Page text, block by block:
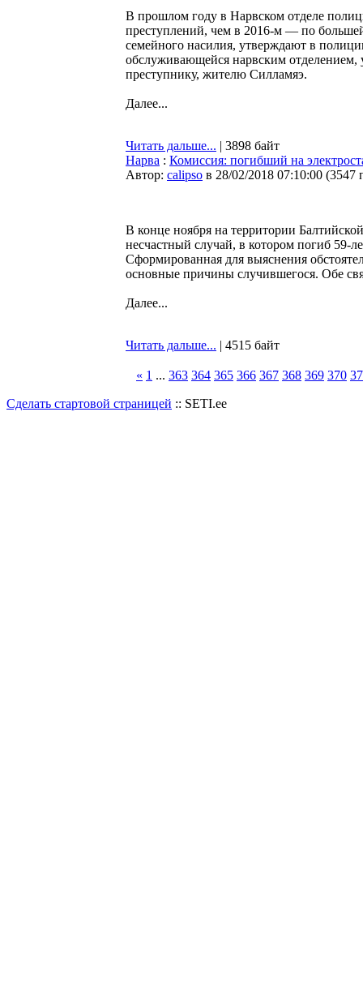
В прошлом году в Нарвском отделе
преступлений, чем в 2016-м — по
семейного насилия, утверждают в
обслуживающейся нарвским отделением,
преступнику, жителю Силламяэ.
Далее...
Читать дальше... | 3898 байт
Нарва : Комиссия: погибший на
Автор: calipso в 28/02/2018 07:10:00 (3547
В конце ноября на территории
несчастный случай, в котором погиб
Сформированная для выяснения
основные причины случившегося. Обе
Далее...
Читать дальше... | 4515 байт
« 1 ... 363 364 365 366 367 368 369 370
Сделать стартовой страницей :: SETI.ee